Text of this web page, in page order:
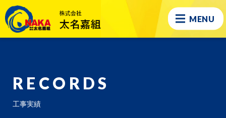
MENU
RECORDS
工事実績